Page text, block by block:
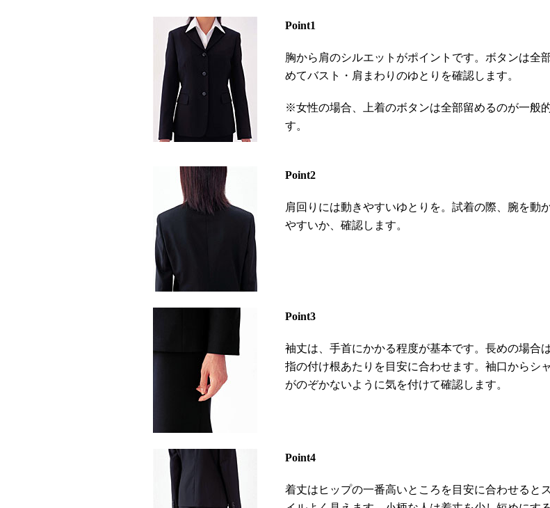
Point1
胸から肩のシルエットがポイントです。ボタンは全
めてバスト・肩まわりのゆとりを確認します。
※女性の場合、上着のボタンは全部留めるのが一般
す。
Point2
肩回りには動きやすいゆとりを。試着の際、腕を動
やすいか、確認します。
Point3
袖丈は、手首にかかる程度が基本です。長めの場合
指の付け根あたりを目安に合わせます。袖口からシ
がのぞかないように気を付けて確認します。
Point4
着丈はヒップの一番高いところを目安に合わせると